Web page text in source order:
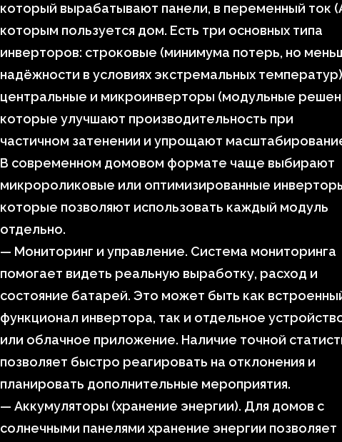
который вырабатывают панели, в переменный ток
которым пользуется дом. Есть три основных типа
инверторов: строковые (минимума потерь, но
надёжности в условиях экстремальных
центральные и микроинверторы (модульные
которые улучшают производительность при
частичном затенении и упрощают
В современном домовом формате чаще выбирают
микророликовые или оптимизированные
которые позволяют использовать каждый модуль
отдельно.
— Мониторинг и управление. Система мониторинга
помогает видеть реальную выработку, расход и
состояние батарей. Это может быть как
функционал инвертора, так и отдельное
или облачное приложение. Наличие точной
позволяет быстро реагировать на отклонения и
планировать дополнительные мероприятия.
— Аккумуляторы (хранение энергии). Для домов с
солнечными панелями хранение энергии позволяет